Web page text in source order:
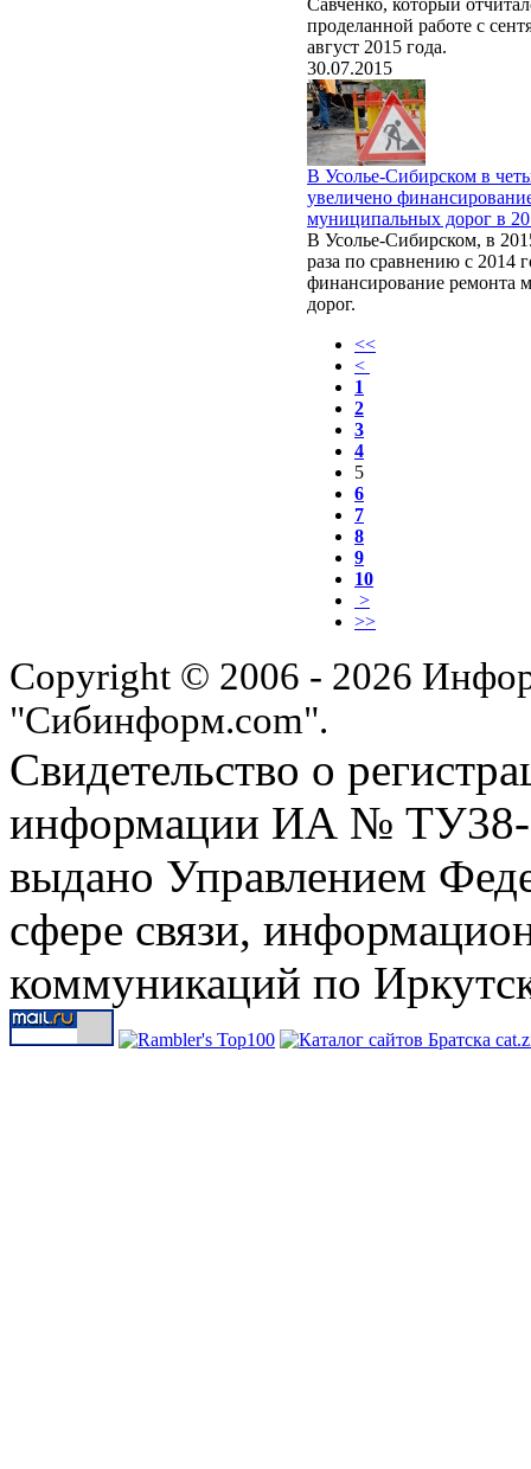
проделанной работе с
август 2015 года.
30.07.2015
В Усолье-Сибирском в
увеличено
муниципальных дорог в
В Усолье-Сибирском, в
раза по сравнению с 2014
финансирование ремонта
дорог.
<<
<
1
2
3
4
5
6
7
8
9
10
>
>>
Copyright © 2006 - 2026
"Сибинформ.com".
Свидетельство о
информации ИА № ТУ38-
выдано Управлением
сфере связи,
коммуникаций по